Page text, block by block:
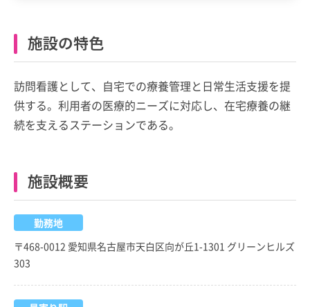
施設の特色
訪問看護として、自宅での療養管理と日常生活支援を提
供する。利用者の医療的ニーズに対応し、在宅療養の継
続を支えるステーションである。
施設概要
勤務地
〒468-0012 愛知県名古屋市天白区向が丘1-1301 グリーンヒルズ
303